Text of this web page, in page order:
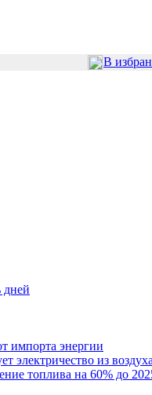
В
дней
импорта энергии
электричество из воздуха
топлива на 60% до